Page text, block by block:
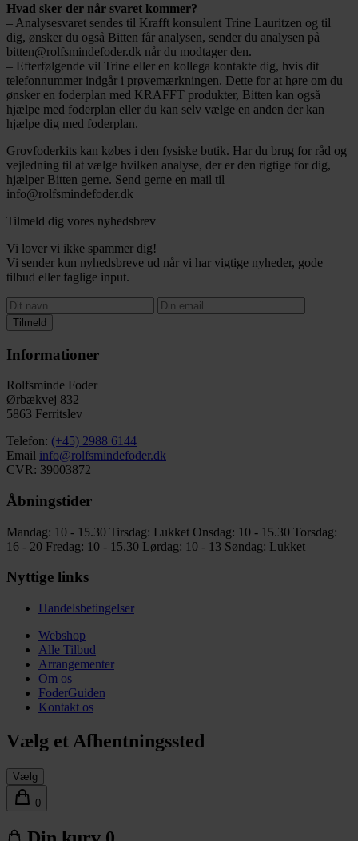
Hvad sker der når svaret kommer?
– Analysesvaret sendes til Krafft konsulent Trine Lauritzen og til
dig, ønsker du også Bitten får analysen, sender du analysen på
bitten@rolfsmindefoder.dk når du modtager den.
– Efterfølgende vil Trine eller en kollega kontakte dig, hvis dit
telefonnummer indgår i prøvemærkningen. Dette for at høre om du
ønsker en foderplan med KRAFFT produkter, Bitten kan også
hjælpe med foderplan eller du kan selv vælge en anden der kan
hjælpe dig med foderplan.
Grovfoderkits kan købes i den fysiske butik. Har du brug for råd og
vejledning til at vælge hvilken analyse, der er den rigtige for dig,
hjælper Bitten gerne. Send gerne en mail til
info@rolfsmindefoder.dk
Tilmeld dig vores nyhedsbrev
Vi lover vi ikke spammer dig!
Vi sender kun nyhedsbreve ud når vi har vigtige nyheder, gode
tilbud eller faglige input.
Tilmeld
Informationer
Rolfsminde Foder
Ørbækvej 832
5863 Ferritslev
Telefon: (+45) 2988 6144
Email info@rolfsmindefoder.dk
CVR: 39003872
Åbningstider
Mandag: 10 - 15.30 Tirsdag: Lukket Onsdag: 10 - 15.30 Torsdag:
16 - 20 Fredag: 10 - 15.30 Lørdag: 10 - 13 Søndag: Lukket
Nyttige links
Handelsbetingelser
Webshop
Alle Tilbud
Arrangementer
Om os
FoderGuiden
Kontakt os
Vælg et Afhentningssted
Vælg
0